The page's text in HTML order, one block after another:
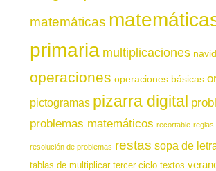
matemáticas
primaria multiplicaciones
operaciones operaciones básicas
pictogramas pizarra digital
problemas matemáticos recortable reglas
resolución de problemas restas sopa de
tablas de multiplicar tercer ciclo textos